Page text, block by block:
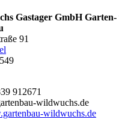
Gastager GmbH Garten-
91
912671
wildwuchs.de
wildwuchs.de